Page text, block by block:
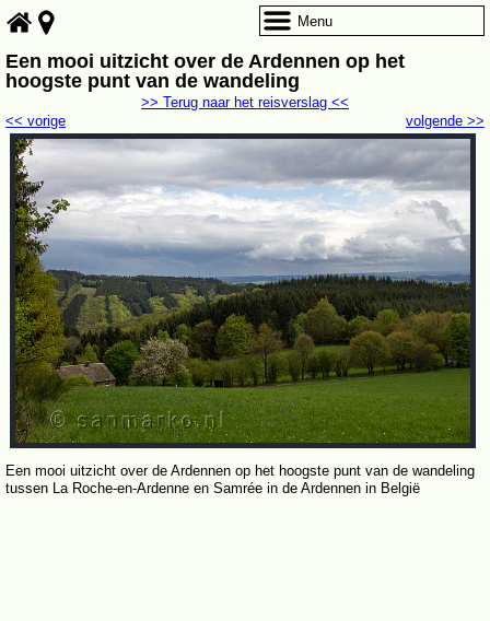
Een mooi uitzicht over de Ardennen op het
hoogste punt van de wandeling
volgende >>
<< vorige
>> Terug naar het reisverslag <<
Een mooi uitzicht over de Ardennen op het hoogste punt van de wandeling
tussen La Roche-en-Ardenne en Samrée in de Ardennen in België
Menu